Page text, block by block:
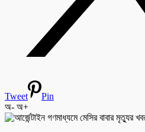
Tweet
Pin
অ- অ+